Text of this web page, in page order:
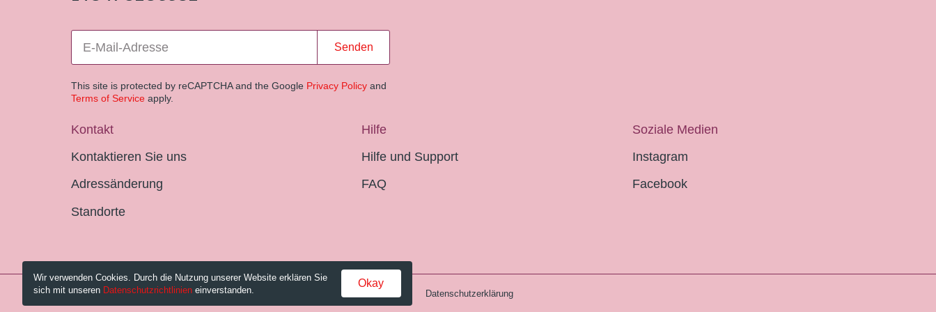
Senden
This site is protected by reCAPTCHA and the Google Privacy Policy and
Terms of Service apply.
Kontakt
Kontaktieren Sie uns
Adressänderung
Standorte
Hilfe
Hilfe und Support
FAQ
Soziale Medien
Instagram
Facebook
© 2026 Pestalozzi-Bibliothek Zürich. Impressum Gebühren und AGB Datenschutzerklärung
Wir verwenden Cookies. Durch die Nutzung unserer Website erklären Sie
sich mit unseren Datenschutzrichtlinien einverstanden.
Okay